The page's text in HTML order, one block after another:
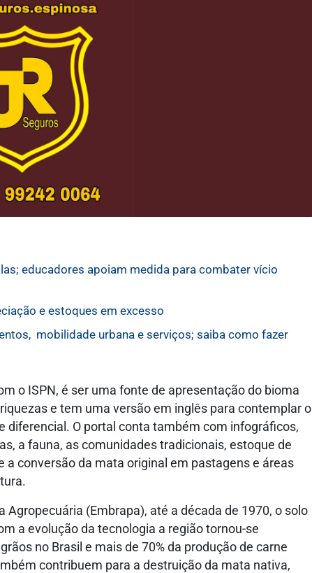
educadores apoiam medida para combater vício
e estoques em excesso
mobilidade urbana e serviços; saiba como fazer
o ISPN, é ser uma fonte de apresentação do bioma
e tem uma versão em inglês para contemplar o
diferencial. O portal conta também com infográficos,
a fauna, as comunidades tradicionais, estoque de
conversão da mata original em pastagens e áreas
Agropecuária (Embrapa), até a década de 1970, o solo
a evolução da tecnologia a região tornou-se
no Brasil e mais de 70% da produção de carne
contribuem para a destruição da mata nativa,